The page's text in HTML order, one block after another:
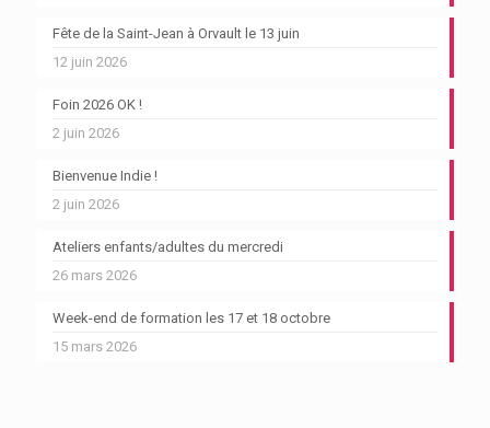
Fête de la Saint-Jean à Orvault le 13 juin
12 juin 2026
Foin 2026 OK !
2 juin 2026
Bienvenue Indie !
2 juin 2026
Ateliers enfants/adultes du mercredi
26 mars 2026
Week-end de formation les 17 et 18 octobre
15 mars 2026